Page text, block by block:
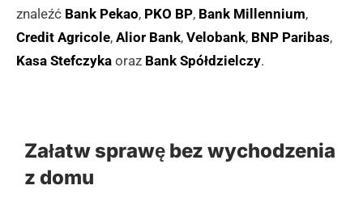
znaleźć Bank Pekao, PKO BP, Bank Millennium,
Credit Agricole, Alior Bank, Velobank, BNP Paribas,
Kasa Stefczyka oraz Bank Spółdzielczy.
Załatw sprawę bez wychodzenia
z domu